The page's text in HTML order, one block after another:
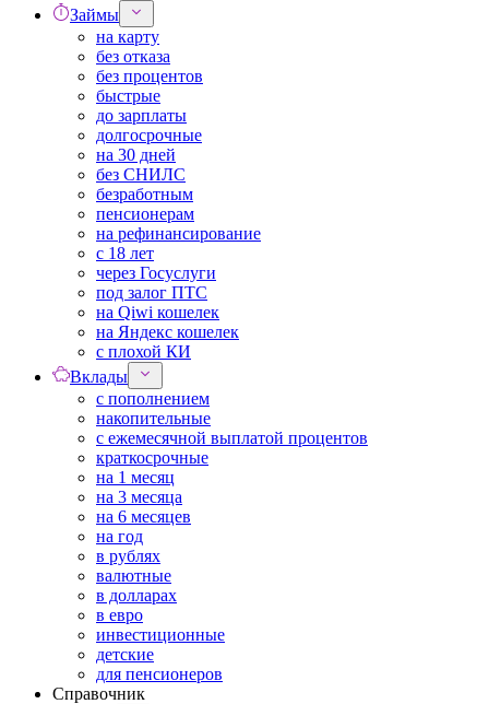
Займы
на карту
без отказа
без процентов
быстрые
до зарплаты
долгосрочные
на 30 дней
без СНИЛС
безработным
пенсионерам
на рефинансирование
с 18 лет
через Госуслуги
под залог ПТС
на Qiwi кошелек
на Яндекс кошелек
с плохой КИ
Вклады
с пополнением
накопительные
с ежемесячной выплатой процентов
краткосрочные
на 1 месяц
на 3 месяца
на 6 месяцев
на год
в рублях
валютные
в долларах
в евро
инвестиционные
детские
для пенсионеров
Справочник